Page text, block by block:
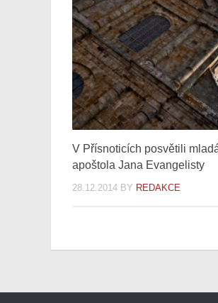
V Přísnoticích posvětili
apoštola Jana Evangelisty
28.12.2014 BY REDAKCE